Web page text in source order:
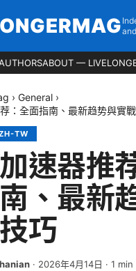
ABOUT —
› General ›
：全面指南、最新趋势與實
TW
速器推
、最新
巧
· 2026年4月14日 · 1 min